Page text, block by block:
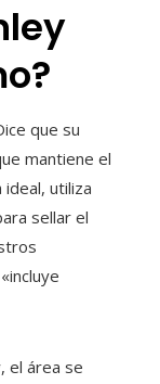
que su
mantiene el
utiliza
sellar el
el área se